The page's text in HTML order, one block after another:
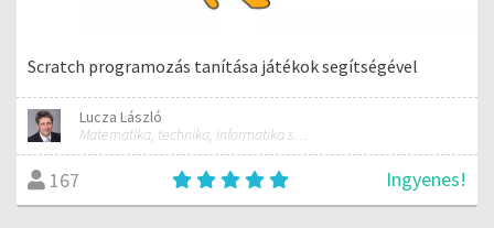
Scratch programozás tanítása játékok segítségével
Lucza László
Matematika, technika, informatika szakos általános iskolai tanár; mentorpedagógus, mestertanár
167 Ingyenes!